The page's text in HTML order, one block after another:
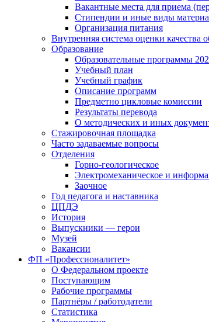
Вакантные места для приема
Стипендии и иные виды
Организация питания
Внутренняя система оценки качества
Образование
Образовательные программы
Учебный план
Учебный график
Описание программ
Предметно цикловые комиссии
Результаты перевода
О методических и иных
Стажировочная площадка
Часто задаваемые вопросы
Отделения
Горно-геологическое
Электромеханическое и
Заочное
Год педагога и наставника
ЦПДЭ
История
Выпускники — герои
Музей
Вакансии
ФП «Профессионалитет»
О Федеральном проекте
Поступающим
Рабочие программы
Партнёры / работодатели
Статистика